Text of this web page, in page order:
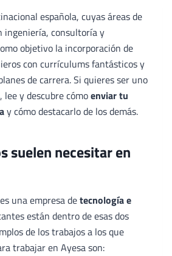
española, cuyas áreas de
ingeniería, consultoría y
objetivo la incorporación de
con currículums fantásticos y
de carrera. Si quieres ser uno
y descubre cómoenviar tu
y cómo destacarlo de los demás.
suelen necesitar en
una empresa detecnología e
están dentro de esas dos
de los trabajos a los que
trabajar en Ayesa son: